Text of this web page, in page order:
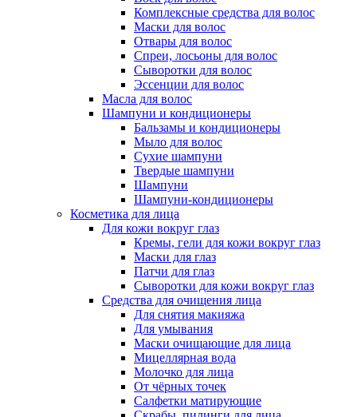
Комплексные средства для волос
Маски для волос
Отвары для волос
Спреи, лосьоны для волос
Сыворотки для волос
Эссенции для волос
Масла для волос
Шампуни и кондиционеры
Бальзамы и кондиционеры
Мыло для волос
Сухие шампуни
Твердые шампуни
Шампуни
Шампуни-кондиционеры
Косметика для лица
Для кожи вокруг глаз
Кремы, гели для кожи вокруг глаз
Маски для глаз
Патчи для глаз
Сыворотки для кожи вокруг глаз
Средства для очищения лица
Для снятия макияжа
Для умывания
Маски очищающие для лица
Мицеллярная вода
Молочко для лица
От чёрных точек
Салфетки матирующие